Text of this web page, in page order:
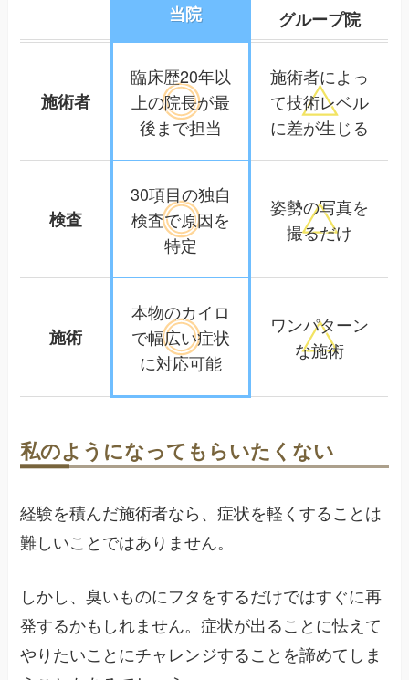
当院 グループ院
施術者
臨床歴20年以
上の院長が最
後まで担当
施術者によっ
て技術レベル
に差が生じる
検査
30項目の独自
検査で原因を
特定
姿勢の写真を
撮るだけ
施術
本物のカイロ
で幅広い症状
に対応可能
ワンパターン
な施術
私のようになってもらいたくない
経験を積んだ施術者なら、症状を軽くすることは
難しいことではありません。
しかし、臭いものにフタをするだけではすぐに再
発するかもしれません。症状が出ることに怯えて
やりたいことにチャレンジすることを諦めてしま